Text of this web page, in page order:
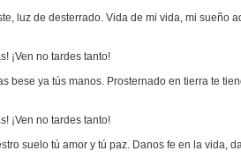
luz de desterrado. Vida de mi vida, mi sueño
¡Ven no tardes tanto!
bese ya tús manos. Prosternado en tierra te
¡Ven no tardes tanto!
suelo tú amor y tú paz. Danos fe en la vida,